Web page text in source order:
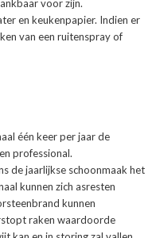
voor zijn.
en keukenpapier. Indien er
van een ruitenspray of
één keer per jaar de
professional.
de jaarlijkse schoonmaak het
kunnen zich asresten
kunnen
raken waardoorde